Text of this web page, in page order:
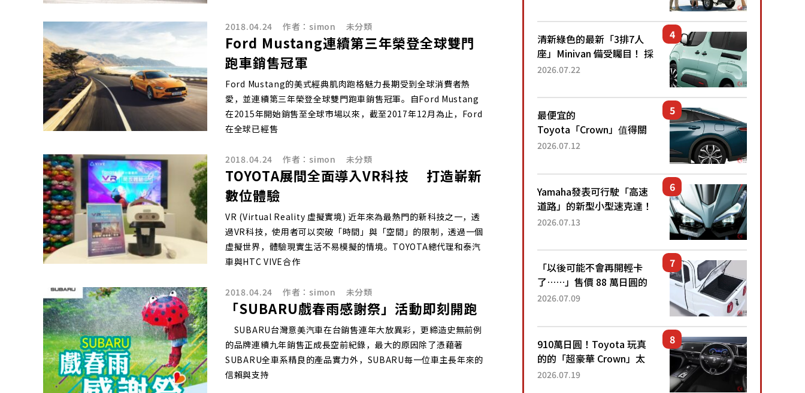
2018.04.24 作者： simon 未分類
Ford Mustang連續第三年榮登全球雙門
跑車銷售冠軍
Ford Mustang的美式經典肌肉跑格魅力長期受到全球消費者熱
愛，並連續第三年榮登全球雙門跑車銷售冠軍。自Ford Mustang
在2015年開始銷售至全球市場以來，截至2017年12月為止，Ford
在全球已經售
2018.04.24 作者： simon 未分類
TOYOTA展間全面導入VR科技 打造嶄新
數位體驗
VR (Virtual Reality 虛擬實境) 近年來為最熱門的新科技之一，透
過VR科技，使用者可以突破「時間」與「空間」的限制，透過一個
虛擬世界，體驗現實生活不易模擬的情境。TOYOTA總代理和泰汽
車與HTC VIVE合作
2018.04.24 作者： simon 未分類
「SUBARU戲春雨感謝祭」活動即刻開跑
SUBARU台灣意美汽車在台銷售連年大放異彩，更締造史無前例
的品牌連續九年銷售正成長空前紀錄，最大的原因除了憑藉著
SUBARU全車系精良的產品實力外，SUBARU每一位車主長年來的
信賴與支持
為何能迅速熱賣？
清新綠色的最新「3排7人
座」Minivan 備受矚目！ 採
用全長4.7公尺剛剛好的車
還推出467萬元日圓起的5
人座版...
2026.07.22
最便宜的
Toyota「Crown」值得關
注！ 搭載4WD、每公升
眼！ 配備豐富、超越售價
水準，堪稱高CP值代表的
「...
2026.07.12
Yamaha發表可行駛「高速
道路」的新型小型速克達！
搭載能享受超強勁「渦輪
高階「Super Sport」車款
相同的...
2026.07.13
「以後可能不會再開輕卡
了……」售價 88 萬日圓的
「超迷你輕型貨車」引發兩
100 公里！」「免驗車真的
太棒了！...
2026.07.09
910萬日圓！Toyota 玩真
的的「超豪華 Crown」太
厲害了！採用由「匠人技
2026.07.19